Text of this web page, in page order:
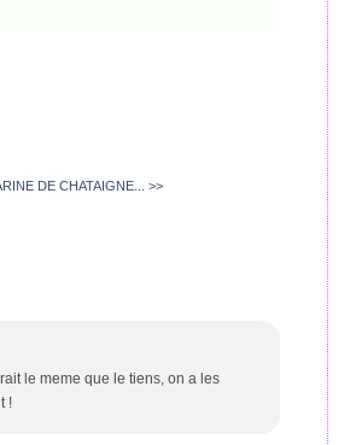
DE CHATAIGNE... >>
le meme que le tiens, on a les
!